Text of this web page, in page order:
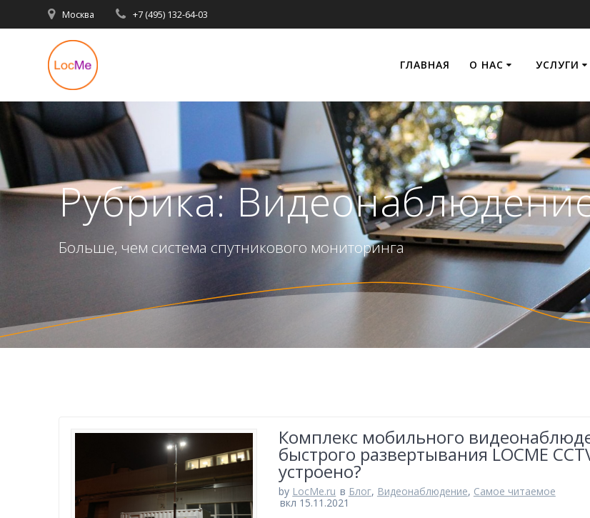
Перейти
к
содержимому
Москва +7 (495) 132-64-03
ГЛАВНАЯ О НАС УСЛУГИ
Рубрика:
Больше, чем система спутникового мониторинга
Комплекс мобильного
быстрого развертывания LOCME
устроено?
by LocMe.ru в Блог, Видеонаблюдение, Самое читаемое
вкл 15.11.2021